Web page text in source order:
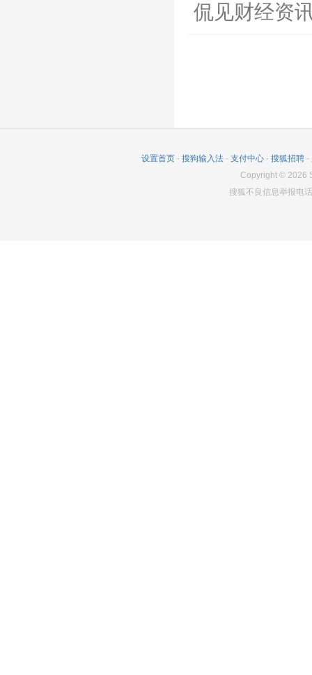
侃见财经资
设置首页 - 搜狗输入法 - 支付中心 - 搜狐招聘 -
Copyright © 2026
搜狐不良信息举报电